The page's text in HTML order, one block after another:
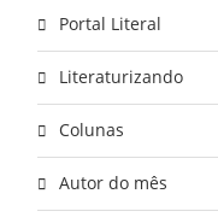
Portal Literal
Literaturizando
Colunas
Autor do mês